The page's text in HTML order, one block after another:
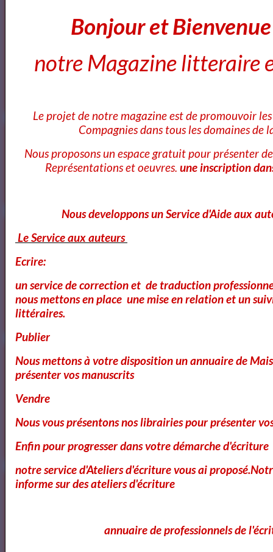
Annuaire des cours d'ecriture Paris
Ecole Les Mots
Voici ce que vous pouvez lire dans notre
Magazine
Cours et Formation Paris
Cours et Ateliers de Cinema
Annuaire et Formation Cinema
Annuaire des Chroniqueurs littéraires
Bonjour et
notre Magazine litteraire
Le projet de notre magazine est de promouvoir
Compagnies dans tous les domaines de
Nous proposons un espace gratuit pour présenter
Représentations et oeuvres. une inscription
Nous developpons un Service d'Aide aux
Le Service aux auteurs
Ecrire:
un service de correction et de traduction
nous mettons en place une mise en relation et un
littéraires.
Publier
Nous mettons à votre disposition un annuaire de
présenter vos manuscrits
Vendre
Nous vous présentons nos librairies pour présenter
Enfin pour progresser dans votre démarche d'écriture
notre service d'Ateliers d'écriture vous ai
informe sur des ateliers d'écriture
annuaire de professionnels de